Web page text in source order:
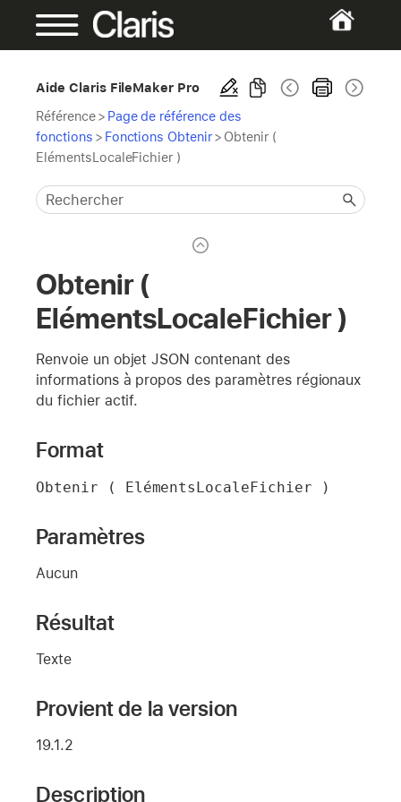
Aide Claris FileMaker Pro
Référence> Page de référence des
fonctions > Fonctions Obtenir> Obtenir (
ElémentsLocaleFichier )
Obtenir (
ElémentsLocaleFichier )
Renvoie un objet JSON contenant des
informations à propos des paramètres régionaux
du fichier actif.
Format
Obtenir ( ElémentsLocaleFichier )
Paramètres
Aucun
Résultat
Texte
Provient de la version
19.1.2
Description